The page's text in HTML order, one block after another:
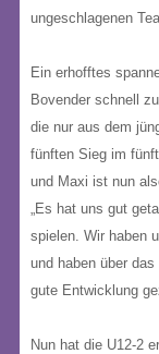
ungeschlagenen
Ein erhofftes
Bovender schnell
die nur aus dem
fünften Sieg im
und Maxi ist nun
„Es hat uns gut
spielen. Wir haben
und haben über
gute Entwicklung
Nun hat die U12-2